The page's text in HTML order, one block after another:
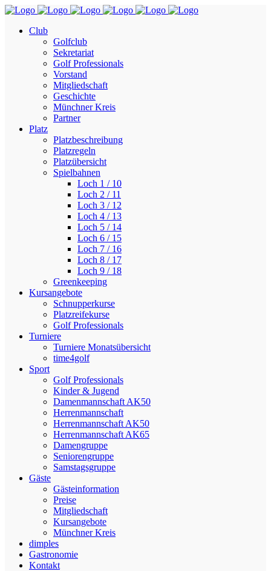
Club
Golfclub
Sekretariat
Golf Professionals
Vorstand
Mitgliedschaft
Geschichte
Münchner Kreis
Partner
Platz
Platzbeschreibung
Platzregeln
Platzübersicht
Spielbahnen
Loch 1 / 10
Loch 2 / 11
Loch 3 / 12
Loch 4 / 13
Loch 5 / 14
Loch 6 / 15
Loch 7 / 16
Loch 8 / 17
Loch 9 / 18
Greenkeeping
Kursangebote
Schnupperkurse
Platzreifekurse
Golf Professionals
Turniere
Turniere Monatsübersicht
time4golf
Sport
Golf Professionals
Kinder & Jugend
Damenmannschaft AK50
Herrenmannschaft
Herrenmannschaft AK50
Herrenmannschaft AK65
Damengruppe
Seniorengruppe
Samstagsgruppe
Gäste
Gästeinformation
Preise
Mitgliedschaft
Kursangebote
Münchner Kreis
dimples
Gastronomie
Kontakt